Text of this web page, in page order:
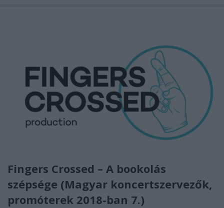
Fingers Crossed – A bookolás
szépsége (Magyar koncertszervezők,
promóterek 2018-ban 7.)